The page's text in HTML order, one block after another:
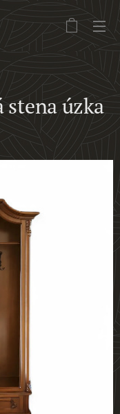
stena úzka